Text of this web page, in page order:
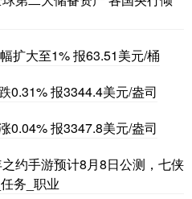
扩大至1% 报63.51美元/桶
0.31% 报3344.4美元/盎司
0.04% 报3347.8美元/盎司
约手游预计8月8日公测，七侠
务_职业